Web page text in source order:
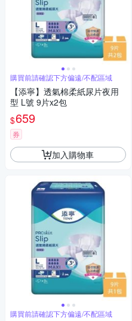
購買前請確認下方偏遠/不配區域
【添寧】透氣棉柔紙尿片夜用
型 L號 9片x2包
$659
券
加入購物車
購買前請確認下方偏遠/不配區域